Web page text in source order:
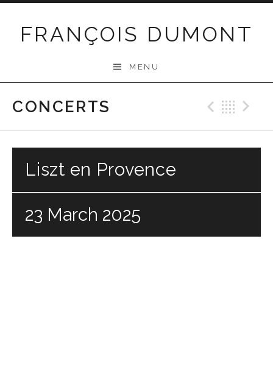
FRANÇOIS DUMONT
MENU
CONCERTS
Liszt en Provence
23 March 2025